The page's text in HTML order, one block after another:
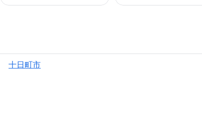
十日町市